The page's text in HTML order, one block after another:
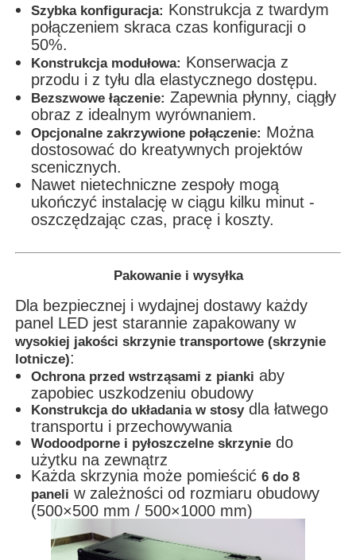
Szybka konfiguracja: Konstrukcja z twardym
połączeniem skraca czas konfiguracji o
50%.
Konstrukcja modułowa: Konserwacja z
przodu i z tyłu dla elastycznego dostępu.
Bezszwowe łączenie: Zapewnia płynny, ciągły
obraz z idealnym wyrównaniem.
Opcjonalne zakrzywione połączenie: Można
dostosować do kreatywnych projektów
scenicznych.
Nawet nietechniczne zespoły mogą
ukończyć instalację w ciągu kilku minut -
oszczędzając czas, pracę i koszty.
Pakowanie i wysyłka
Dla bezpiecznej i wydajnej dostawy każdy
panel LED jest starannie zapakowany w
wysokiej jakości skrzynie transportowe (skrzynie
lotnicze):
Ochrona przed wstrząsami z pianki aby
zapobiec uszkodzeniu obudowy
Konstrukcja do układania w stosydla łatwego
transportu i przechowywania
Wodoodporne i pyłoszczelne skrzynie do
użytku na zewnątrz
Każda skrzynia może pomieścić6 do 8
paneli w zależności od rozmiaru obudowy
(500×500 mm / 500×1000 mm)